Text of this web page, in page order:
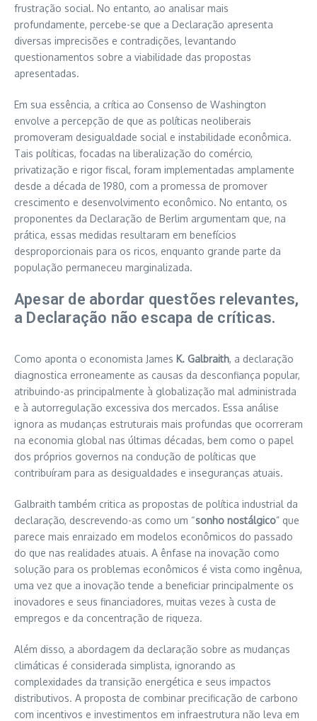
frustração social. No entanto, ao analisar mais
profundamente, percebe-se que a Declaração apresenta
diversas imprecisões e contradições, levantando
questionamentos sobre a viabilidade das propostas
apresentadas.
Em sua essência, a crítica ao Consenso de Washington
envolve a percepção de que as políticas neoliberais
promoveram desigualdade social e instabilidade econômica.
Tais políticas, focadas na liberalização do comércio,
privatização e rigor fiscal, foram implementadas amplamente
desde a década de 1980, com a promessa de promover
crescimento e desenvolvimento econômico. No entanto, os
proponentes da Declaração de Berlim argumentam que, na
prática, essas medidas resultaram em benefícios
desproporcionais para os ricos, enquanto grande parte da
população permaneceu marginalizada.
Apesar de abordar questões relevantes,
a Declaração não escapa de críticas.
Como aponta o economista James K. Galbraith, a declaração
diagnostica erroneamente as causas da desconfiança popular,
atribuindo-as principalmente à globalização mal administrada
e à autorregulação excessiva dos mercados. Essa análise
ignora as mudanças estruturais mais profundas que ocorreram
na economia global nas últimas décadas, bem como o papel
dos próprios governos na condução de políticas que
contribuíram para as desigualdades e inseguranças atuais.
Galbraith também critica as propostas de política industrial da
declaração, descrevendo-as como um “sonho nostálgico” que
parece mais enraizado em modelos econômicos do passado
do que nas realidades atuais. A ênfase na inovação como
solução para os problemas econômicos é vista como ingênua,
uma vez que a inovação tende a beneficiar principalmente os
inovadores e seus financiadores, muitas vezes à custa de
empregos e da concentração de riqueza.
Além disso, a abordagem da declaração sobre as mudanças
climáticas é considerada simplista, ignorando as
complexidades da transição energética e seus impactos
distributivos. A proposta de combinar precificação de carbono
com incentivos e investimentos em infraestrutura não leva em